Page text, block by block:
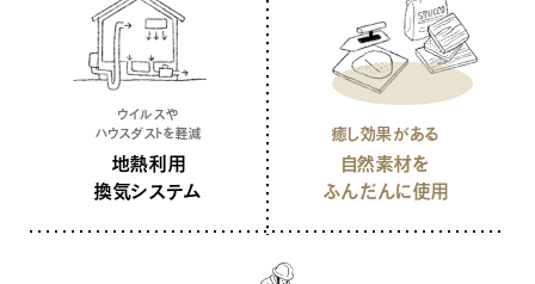
ウイルスや
ハウスダストを軽減
地熱利用
換気システム
癒し効果がある
自然素材を
ふんだんに使用